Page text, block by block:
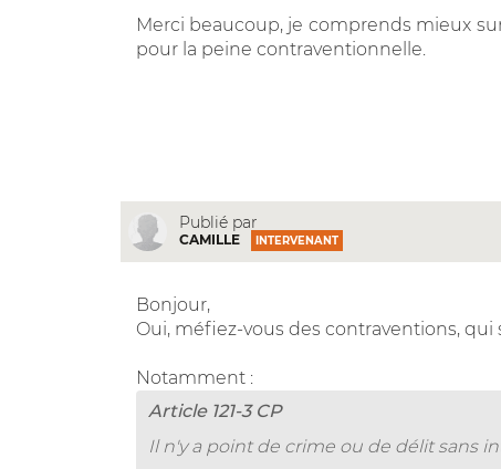
Merci beaucoup, je comprends mieux
pour la peine contraventionnelle.
Publié par
CAMILLE INTERVENANT
Bonjour,
Oui, méfiez-vous des contraventions,
Notamment :
Article 121-3 CP
Il n'y a point de crime ou de délit sans